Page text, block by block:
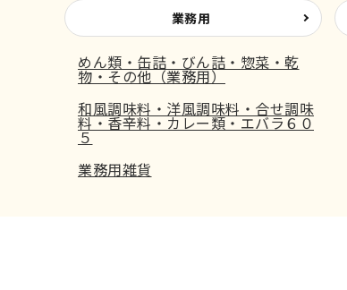
業務用
めん類・缶詰・びん詰・惣菜・乾
物・その他（業務用）
和風調味料・洋風調味料・合せ調味
料・香辛料・カレー類・エバラ６０
５
業務用雑貨